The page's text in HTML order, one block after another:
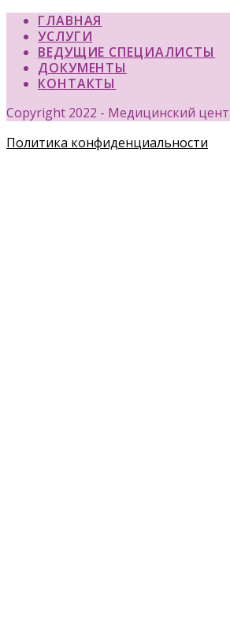
ГЛАВНАЯ
УСЛУГИ
ВЕДУЩИЕ СПЕЦИАЛИСТЫ
ДОКУМЕНТЫ
КОНТАКТЫ
Copyright 2022 - Медицинский
Политика конфиденциальности